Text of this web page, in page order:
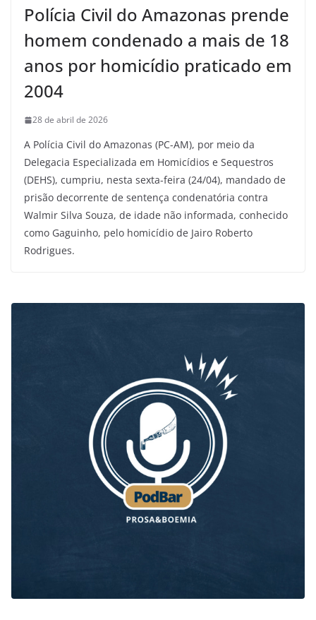
Polícia Civil do Amazonas prende
homem condenado a mais de 18
anos por homicídio praticado em
2004
28 de abril de 2026
A Polícia Civil do Amazonas (PC-AM), por meio da
Delegacia Especializada em Homicídios e Sequestros
(DEHS), cumpriu, nesta sexta-feira (24/04), mandado de
prisão decorrente de sentença condenatória contra
Walmir Silva Souza, de idade não informada, conhecido
como Gaguinho, pelo homicídio de Jairo Roberto
Rodrigues.